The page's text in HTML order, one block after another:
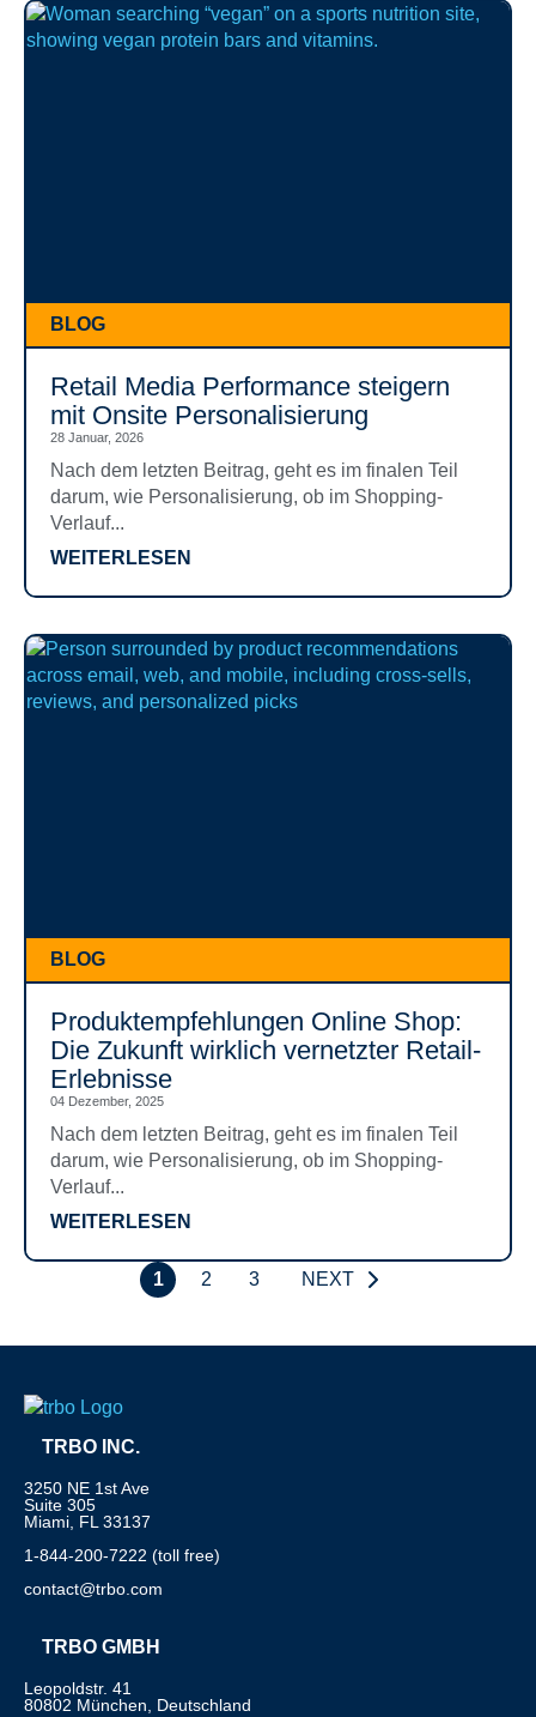
BLOG
Retail Media Performance steigern
mit Onsite Personalisierung
28 Januar, 2026
Nach dem letzten Beitrag, geht es im finalen Teil
darum, wie Personalisierung, ob im Shopping-
Verlauf...
WEITERLESEN
BLOG
Produkt­empfehlungen Online Shop:
Die Zukunft wirklich vernetzter Retail-
Erlebnisse
04 Dezember, 2025
Nach dem letzten Beitrag, geht es im finalen Teil
darum, wie Personalisierung, ob im Shopping-
Verlauf...
WEITERLESEN
1 2 3 NEXT
TRBO INC.
3250 NE 1st Ave
Suite 305
Miami, FL 33137
1-844-200-7222 (toll free)
contact@trbo.com
TRBO GMBH
Leopoldstr. 41
80802 München, Deutschland